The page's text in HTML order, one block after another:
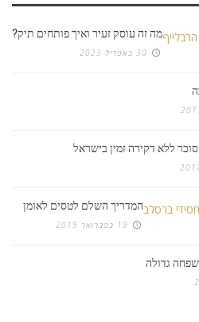
מה זה עוסק זעיר ואיך פותחים תיק?
30 באפריל 2023
ללא דקירה זמין בישראל
המדריך השלם לטסים לאומן
19 בפברואר 2019
גדולה